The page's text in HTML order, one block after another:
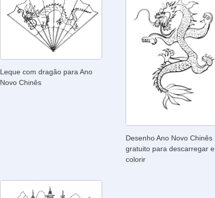
Leque com dragão para Ano
Novo Chinês
Desenho Ano Novo Chinês
gratuito para descarregar e
colorir